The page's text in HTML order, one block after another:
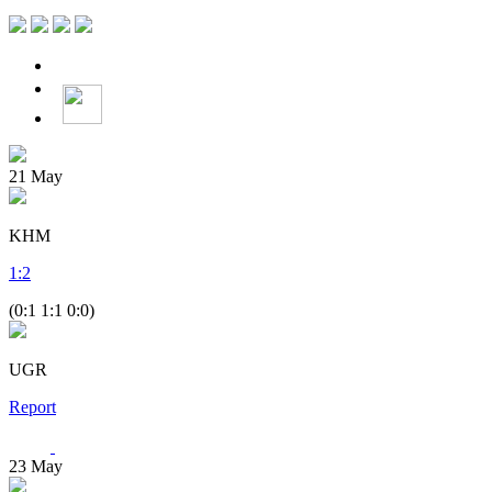
21 May
KHM
1 :2
(0:1 1:1 0:0)
UGR
Report
23 May